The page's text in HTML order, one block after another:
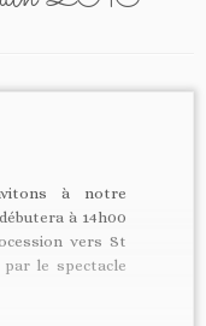
à notre
à 14h00
vers St
le spectacle